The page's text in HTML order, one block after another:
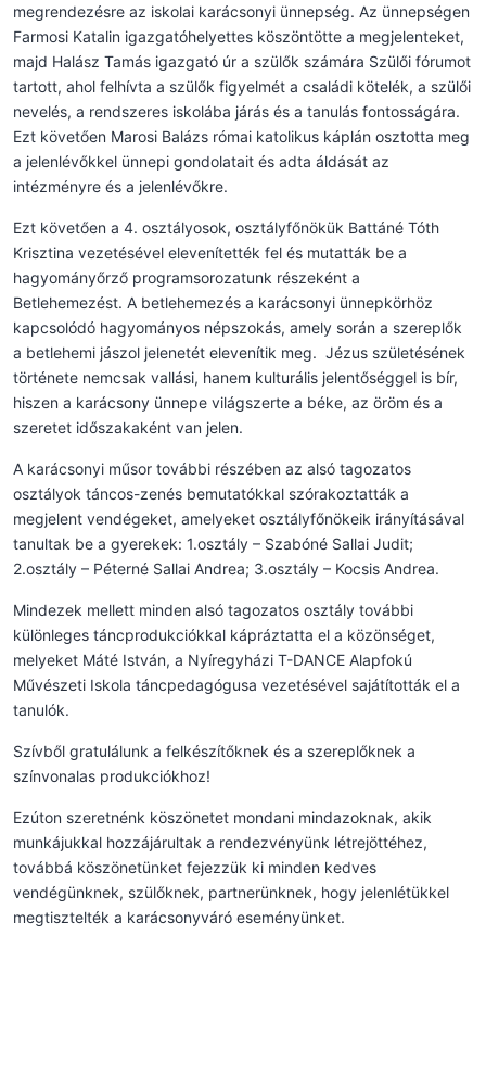
megrendezésre az iskolai karácsonyi ünnepség. Az ünnepségen
Farmosi Katalin igazgatóhelyettes köszöntötte a megjelenteket,
majd Halász Tamás igazgató úr a szülők számára Szülői fórumot
tartott, ahol felhívta a szülők figyelmét a családi kötelék, a szülői
nevelés, a rendszeres iskolába járás és a tanulás fontosságára.
Ezt követően Marosi Balázs római katolikus káplán osztotta meg
a jelenlévőkkel ünnepi gondolatait és adta áldását az
intézményre és a jelenlévőkre.
Ezt követően a 4. osztályosok, osztályfőnökük Battáné Tóth
Krisztina vezetésével elevenítették fel és mutatták be a
hagyományőrző programsorozatunk részeként a
Betlehemezést. A betlehemezés a karácsonyi ünnepkörhöz
kapcsolódó hagyományos népszokás, amely során a szereplők
a betlehemi jászol jelenetét elevenítik meg. Jézus születésének
története nemcsak vallási, hanem kulturális jelentőséggel is bír,
hiszen a karácsony ünnepe világszerte a béke, az öröm és a
szeretet időszakaként van jelen.
A karácsonyi műsor további részében az alsó tagozatos
osztályok táncos-zenés bemutatókkal szórakoztatták a
megjelent vendégeket, amelyeket osztályfőnökeik irányításával
tanultak be a gyerekek: 1.osztály – Szabóné Sallai Judit;
2.osztály – Péterné Sallai Andrea; 3.osztály – Kocsis Andrea.
Mindezek mellett minden alsó tagozatos osztály további
különleges táncprodukciókkal kápráztatta el a közönséget,
melyeket Máté István, a Nyíregyházi T-DANCE Alapfokú
Művészeti Iskola táncpedagógusa vezetésével sajátították el a
tanulók.
Szívből gratulálunk a felkészítőknek és a szereplőknek a
színvonalas produkciókhoz!
Ezúton szeretnénk köszönetet mondani mindazoknak, akik
munkájukkal hozzájárultak a rendezvényünk létrejöttéhez,
továbbá köszönetünket fejezzük ki minden kedves
vendégünknek, szülőknek, partnerünknek, hogy jelenlétükkel
megtisztelték a karácsonyváró eseményünket.